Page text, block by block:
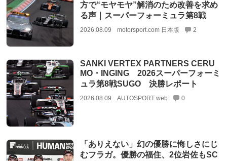
方で“モヤモヤ”解消のため改善を求め
る声｜スーパーフォーミュラ第8戦
2026.08.09 motorsport.com 日本版 2
SANKI VERTEX PARTNERS CERU
MO・INGING 2026スーパーフォーミ
ュラ第8戦SUGO 決勝レポート
2026.08.09 AUTOSPORT web 0
「ありえない」幻の優勝に悔しさにじ
むフラガ。優勝の福住、2位岩佐もSC